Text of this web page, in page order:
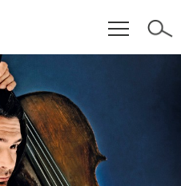
Cookie-Einstellungen